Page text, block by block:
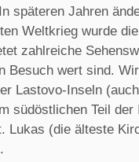
späteren Jahren
Weltkrieg wurde
zahlreiche
Besuch wert sind.
Lastovo-Inseln
südöstlichen Teil
Lukas (die älteste